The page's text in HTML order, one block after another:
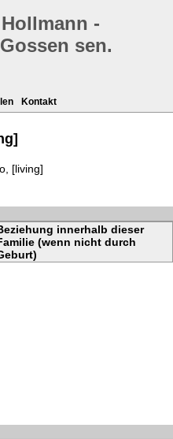
-
sen.
Kontakt
[living]
innerhalb dieser
(wenn nicht durch